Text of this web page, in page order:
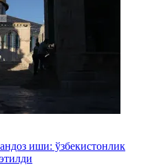
иши: ўзбекистонлик